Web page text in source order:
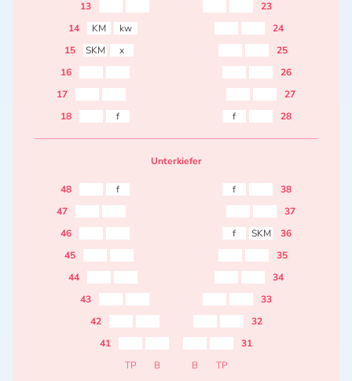
13
23
14
KM kw
24
15
SKM x
25
16
26
17
27
18
f f 28
Unterkiefer
48 f f
38
47
37
46
f SKM
36
45
35
44
34
43
33
42
32
41
31
TP
B B TP